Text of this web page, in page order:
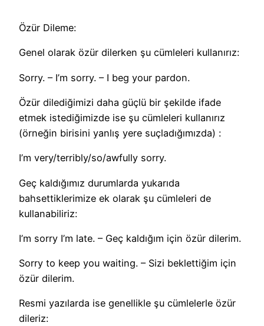
Özür Dileme:
Genel olarak özür dilerken şu cümleleri kullanırız:
Sorry. – I’m sorry. – I beg your pardon.
Özür dilediğimizi daha güçlü bir şekilde ifade
etmek istediğimizde ise şu cümleleri kullanırız
(örneğin birisini yanlış yere suçladığımızda) :
I’m very/terribly/so/awfully sorry.
Geç kaldığımız durumlarda yukarıda
bahsettiklerimize ek olarak şu cümleleri de
kullanabiliriz:
I’m sorry I’m late. – Geç kaldığım için özür dilerim.
Sorry to keep you waiting. – Sizi beklettiğim için
özür dilerim.
Resmi yazılarda ise genellikle şu cümlelerle özür
dileriz: